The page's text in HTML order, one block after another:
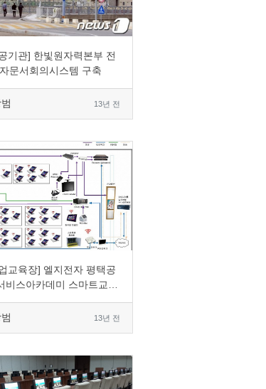
0 7595 1 0
기관] 한빛원자력본부 전
자문서회의시스템 구축
13년 전
0 12050 3
교육장] 엘지전자 평택공
비스아카데미 스마트교육
장 구축
13년 전